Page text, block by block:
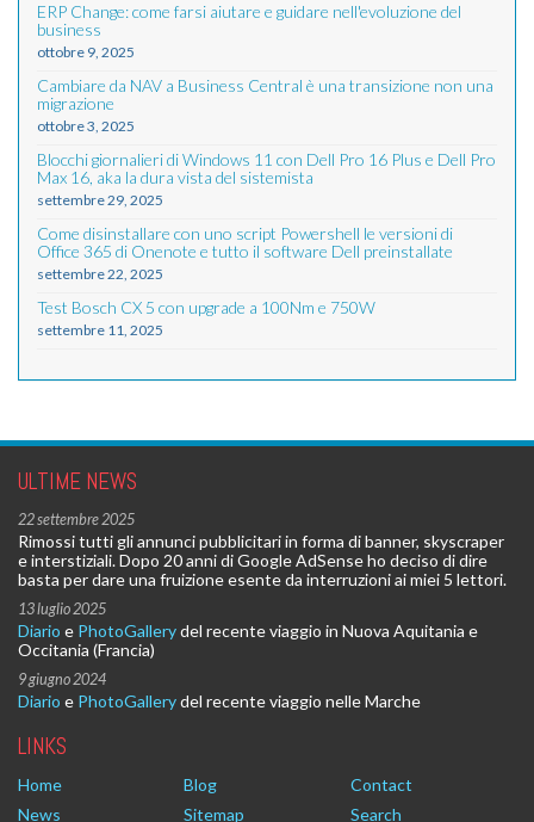
ERP Change: come farsi aiutare e guidare nell'evoluzione del
business
ottobre 9, 2025
Cambiare da NAV a Business Central è una transizione non una
migrazione
ottobre 3, 2025
Blocchi giornalieri di Windows 11 con Dell Pro 16 Plus e Dell Pro
Max 16, aka la dura vista del sistemista
settembre 29, 2025
Come disinstallare con uno script Powershell le versioni di
Office 365 di Onenote e tutto il software Dell preinstallate
settembre 22, 2025
Test Bosch CX 5 con upgrade a 100Nm e 750W
settembre 11, 2025
ULTIME NEWS
22 settembre 2025
Rimossi tutti gli annunci pubblicitari in forma di banner, skyscraper
e interstiziali. Dopo 20 anni di Google AdSense ho deciso di dire
basta per dare una fruizione esente da interruzioni ai miei 5 lettori.
13 luglio 2025
Diario e PhotoGallerydel recente viaggio in Nuova Aquitania e
Occitania (Francia)
9 giugno 2024
Diario e PhotoGallerydel recente viaggio nelle Marche
LINKS
Home Blog
Contact
News
Sitemap
Search